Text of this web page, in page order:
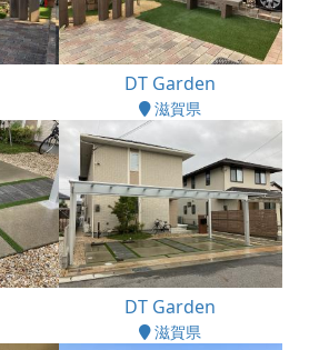
DT Garden
滋賀県
DT Garden
滋賀県